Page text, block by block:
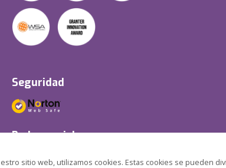
sitio web, utilizamos cookies. Estas cookies se pueden
Seguridad
Redes sociales